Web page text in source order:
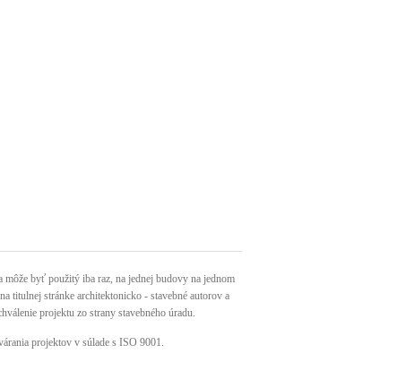
byť použitý iba raz, na jednej budovy na jednom
titulnej stránke architektonicko - stavebné autorov a
projektu zo strany stavebného úradu.
projektov v súlade s ISO 9001.